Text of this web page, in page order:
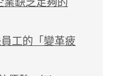
工的「變革疲